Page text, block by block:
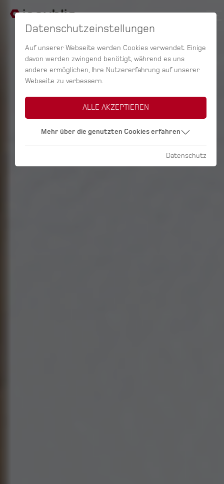
Datenschutzeinstellungen
Auf unserer Webseite werden Cookies verwendet. Einige
davon werden zwingend benötigt, während es uns
andere ermöglichen, Ihre Nutzererfahrung auf unserer
Webseite zu verbessern.
ALLE AKZEPTIEREN
Mehr über die genutzten Cookies erfahren
Datenschutz